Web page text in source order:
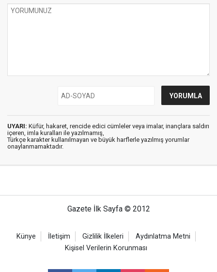
UYARI: Küfür, hakaret, rencide edici cümleler veya imalar, inançlara saldırı
içeren, imla kuralları ile yazılmamış,
Türkçe karakter kullanılmayan ve büyük harflerle yazılmış yorumlar
onaylanmamaktadır.
Gazete İlk Sayfa © 2012
Künye İletişim Gizlilik İlkeleri
Aydınlatma Metni
Kişisel Verilerin Korunması